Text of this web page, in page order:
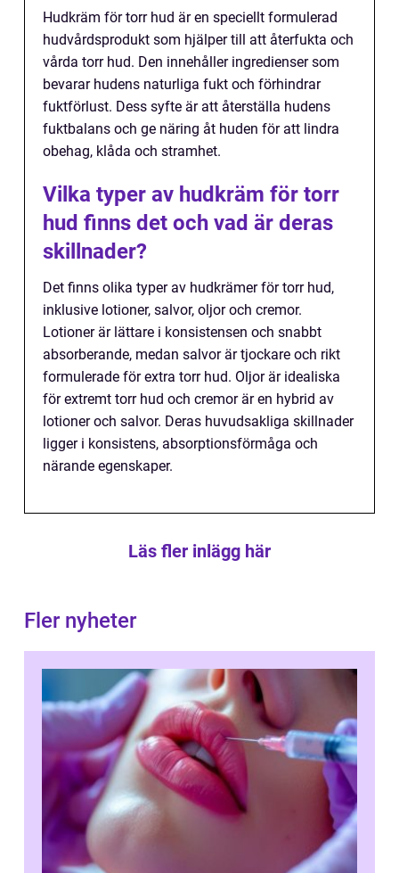
Hudkräm för torr hud är en speciellt formulerad
hudvårdsprodukt som hjälper till att återfukta och
vårda torr hud. Den innehåller ingredienser som
bevarar hudens naturliga fukt och förhindrar
fuktförlust. Dess syfte är att återställa hudens
fuktbalans och ge näring åt huden för att lindra
obehag, klåda och stramhet.
Vilka typer av hudkräm för torr
hud finns det och vad är deras
skillnader?
Det finns olika typer av hudkrämer för torr hud,
inklusive lotioner, salvor, oljor och cremor.
Lotioner är lättare i konsistensen och snabbt
absorberande, medan salvor är tjockare och rikt
formulerade för extra torr hud. Oljor är idealiska
för extremt torr hud och cremor är en hybrid av
lotioner och salvor. Deras huvudsakliga skillnader
ligger i konsistens, absorptionsförmåga och
närande egenskaper.
Läs fler inlägg här
Fler nyheter